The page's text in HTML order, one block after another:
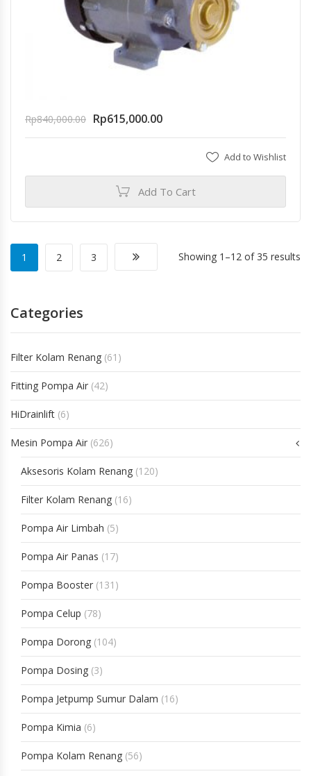
Rp840,000.00 Rp615,000.00
Add to Wishlist
Add To Cart
1 2 3 Showing 1–12 of 35 results
Categories
Filter Kolam Renang (61)
Fitting Pompa Air (42)
HiDrainlift (6)
Mesin Pompa Air (626)
Aksesoris Kolam Renang (120)
Filter Kolam Renang (16)
Pompa Air Limbah (5)
Pompa Air Panas (17)
Pompa Booster (131)
Pompa Celup (78)
Pompa Dorong (104)
Pompa Dosing (3)
Pompa Jetpump Sumur Dalam (16)
Pompa Kimia (6)
Pompa Kolam Renang (56)